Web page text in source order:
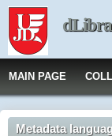
MAIN PAGE
Metadata